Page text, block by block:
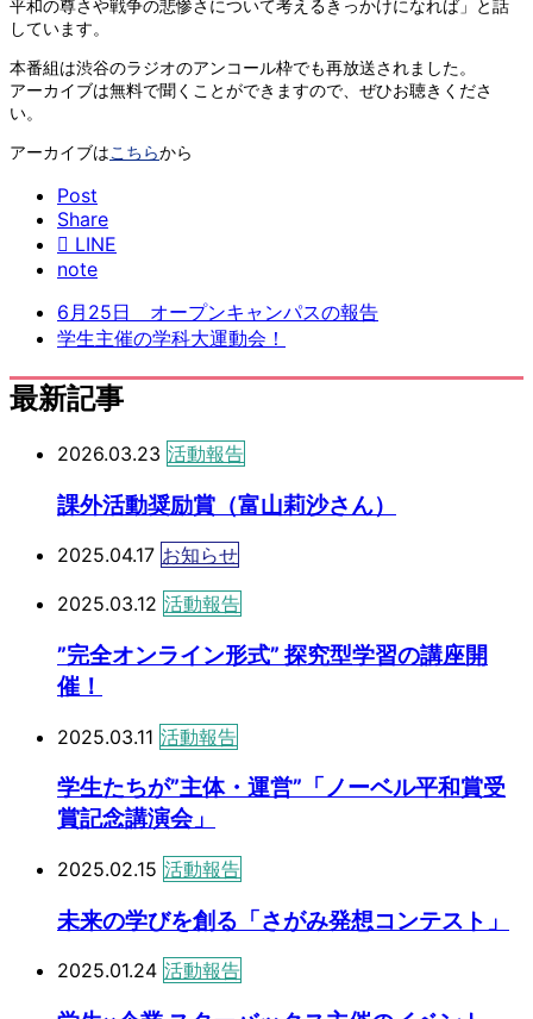
平和の尊さや戦争の悲惨さについて考えるきっかけになれば」と話
しています。
本番組は渋谷のラジオのアンコール枠でも再放送されました。
アーカイブは無料で聞くことができますので、ぜひお聴きくださ
い。
アーカイブはこちらから
Post
Share
LINE
note
6月25日 オープンキャンパスの報告
学生主催の学科大運動会！
最新記事
2026.03.23 活動報告
課外活動奨励賞（富山莉沙さん）
2025.04.17 お知らせ
2025.03.12 活動報告
”完全オンライン形式” 探究型学習の講座開
催！
2025.03.11 活動報告
学生たちが”主体・運営”「ノーベル平和賞受
賞記念講演会」
2025.02.15 活動報告
未来の学びを創る「さがみ発想コンテスト」
2025.01.24 活動報告